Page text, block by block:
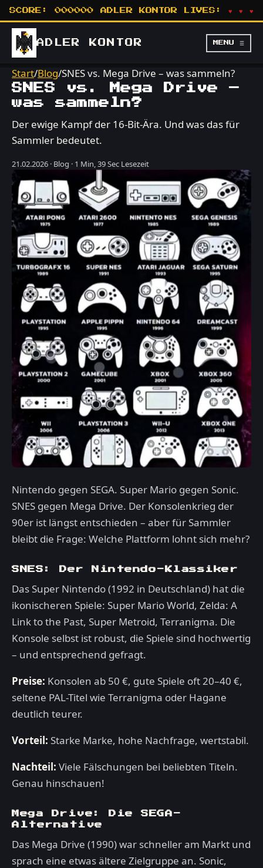
SCORE: 000000 ADLER KONTOR LIVES: ♥ ♥ ♥
ADLER KONTOR MENU ☰
Start/Blog/SNES vs. Mega Drive – was sammeln?
SNES vs. Mega Drive –
was sammeln?
Der ewige Kampf der 16-Bit-Ära. Und was das für
Sammler bedeutet.
21.02.2026 · Blog · 1 Min, 39 Sec Lesezeit
Nintendo gegen SEGA. Super Mario gegen Sonic.
SNES gegen Mega Drive. Der Konsolenkrieg der
90er ist längst entschieden – aber für Sammler
bleibt die Frage: Welche Plattform lohnt sich mehr?
SNES: Der Nintendo-Klassiker
Das Super Nintendo (1992 in Deutschland) hat die
ikonischeren Spiele: Super Mario World, Zelda: A
Link to the Past, Super Metroid, Terranigma. Die
Konsole selbst ist robust, die Spiele sind hochwertig
– und entsprechend gefragt.
Preise: Konsolen ab 50 €, gute Spiele oft 20–40 €,
seltene PAL-Titel wie Terranigma oder Hagane
deutlich teurer.
Vorteil: Starke Marke, hohe Nachfrage, wertstabil.
Nachteil: Viele Fälschungen bei beliebten Titeln.
Genau hinschauen!
Mega Drive: Die SEGA-
Alternative
Das Mega Drive (1990) war schneller am Markt und
sprach eine etwas ältere Zielgruppe an. Sonic,